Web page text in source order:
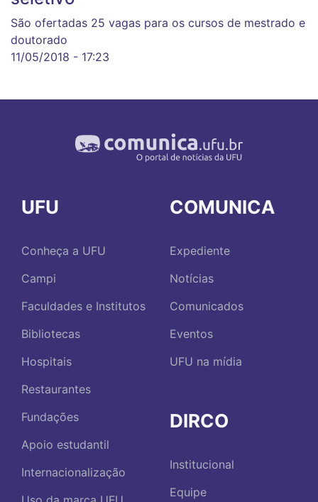
São ofertadas 25 vagas para os cursos de mestrado e
doutorado
11/05/2018 - 17:23
UFU
Conheça a UFU
Campi
Faculdades e Institutos
Bibliotecas
Hospitais
Restaurantes
Fundações
Apoio estudantil
Internacionalização
COMUNICA
Expediente
Notícias
Comunicados
Eventos
UFU na mídia
DIRCO
Institucional
Equipe